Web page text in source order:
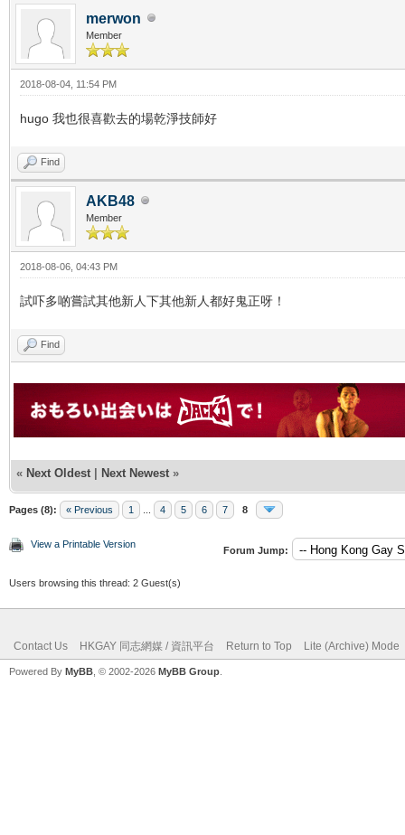
merwon
Member
2018-08-04, 11:54 PM
hugo 我也很喜歡去的場乾淨技師好
Find
AKB48
Member
2018-08-06, 04:43 PM
試吓多啲嘗試其他新人下其他新人都好鬼正呀！
Find
« Next Oldest | Next Newest »
Pages (8): « Previous 1 4 5 6 7 8
View a Printable Version
Forum Jump:
Users browsing this thread: 2 Guest(s)
Contact Us HKGAY 同志網媒 / 資訊平台 Return to Top Lite (Archive) Mode
Powered By MyBB , © 2002-2026 MyBB Group